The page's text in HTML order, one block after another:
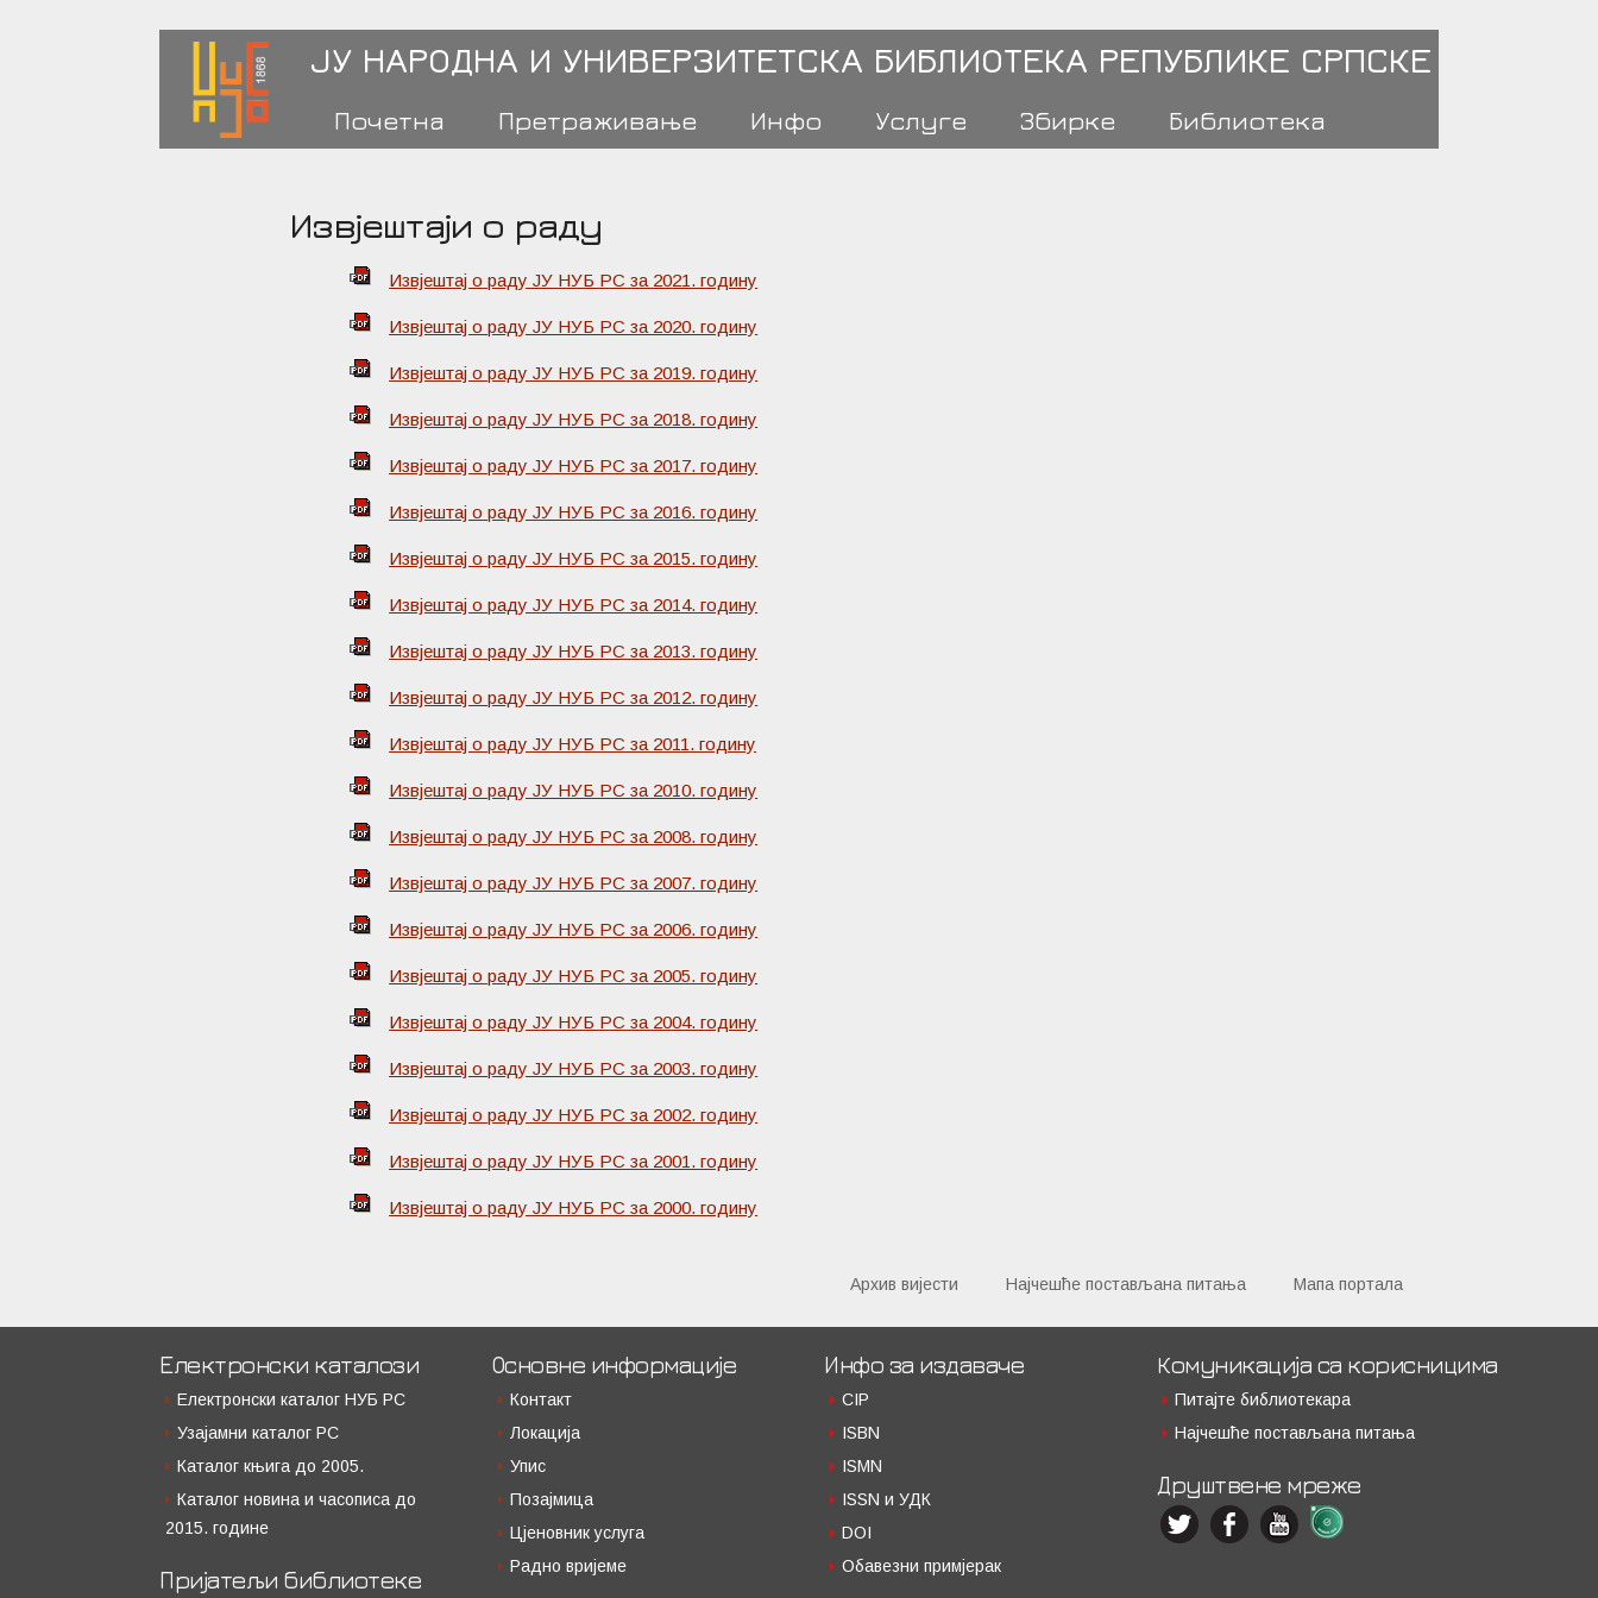
ЈУ НАРОДНА И УНИВЕРЗИТЕТСКА БИБЛИОТЕКА РЕПУБЛИКЕ СРПСКЕ
Почетна Претраживање Инфо Услуге Збирке Библиотека
Извјештаји о раду
Извјештај о раду ЈУ НУБ РС за 2021. годину
Извјештај о раду ЈУ НУБ РС за 2020. годину
Извјештај о раду ЈУ НУБ РС за 2019. годину
Извјештај о раду ЈУ НУБ РС за 2018. годину
Извјештај о раду ЈУ НУБ РС за 2017. годину
Извјештај о раду ЈУ НУБ РС за 2016. годину
Извјештај о раду ЈУ НУБ РС за 2015. годину
Извјештај о раду ЈУ НУБ РС за 2014. годину
Извјештај о раду ЈУ НУБ РС за 2013. годину
Извјештај о раду ЈУ НУБ РС за 2012. годину
Извјештај о раду ЈУ НУБ РС за 2011. годину
Извјештај о раду ЈУ НУБ РС за 2010. годину
Извјештај о раду ЈУ НУБ РС за 2008. годину
Извјештај о раду ЈУ НУБ РС за 2007. годину
Извјештај о раду ЈУ НУБ РС за 2006. годину
Извјештај о раду ЈУ НУБ РС за 2005. годину
Извјештај о раду ЈУ НУБ РС за 2004. годину
Извјештај о раду ЈУ НУБ РС за 2003. годину
Извјештај о раду ЈУ НУБ РС за 2002. годину
Извјештај о раду ЈУ НУБ РС за 2001. годину
Извјештај о раду ЈУ НУБ РС за 2000. годину
Архив вијести Најчешће постављана питања Мапа портала
Електронски каталози
Електронски каталог НУБ РС
Узајамни каталог РС
Каталог књига до 2005.
Каталог новина и часописа до
2015. године
Пријатељи библиотеке
Основне информације
Контакт
Локација
Упис
Позајмица
Цјеновник услуга
Радно вријеме
Инфо за издаваче
CIP
ISBN
ISMN
ISSN и УДК
DOI
Обавезни примјерак
Комуникација са корисницима
Питајте библиотекара
Најчешће постављана питања
Друштвене мреже